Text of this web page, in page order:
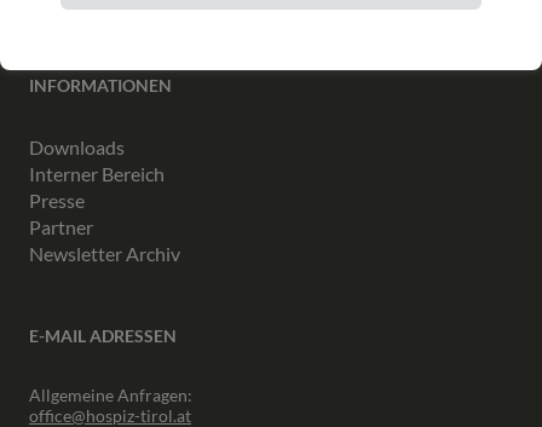
INFORMATIONEN
Downloads
Interner Bereich
Presse
Partner
Newsletter Archiv
E-MAIL ADRESSEN
Allgemeine Anfragen:
office@hospiz-tirol.at